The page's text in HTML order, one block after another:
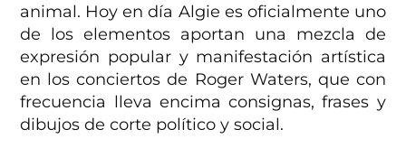
animal. Hoy en día Algie es oficialmente uno
de los elementos aportan una mezcla de
expresión popular y manifestación artística
en los conciertos de Roger Waters, que con
frecuencia lleva encima consignas, frases y
dibujos de corte político y social.